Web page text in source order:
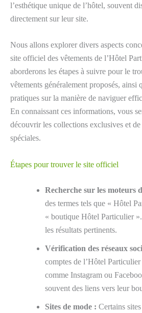
l’esthétique unique de l’hôtel, souvent
directement sur leur site.
Nous allons explorer divers aspects
site officiel des vêtements de l’Hôtel
aborderons les étapes à suivre pour le
vêtements généralement proposés, ainsi
pratiques sur la manière de naviguer
En connaissant ces informations, vous
découvrir les collections exclusives et
spéciales.
Étapes pour trouver le site officiel
Recherche sur les moteurs
des termes tels que « Hôtel
« boutique Hôtel Particulier
les résultats pertinents.
Vérification des réseaux
comptes de l’Hôtel
comme Instagram ou
souvent des liens vers leur
Sites de mode : Certains